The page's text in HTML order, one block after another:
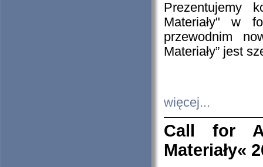
Prezentujemy
Materiały" w
przewodnim
Materiały” jest
więcej...
Call for
Materiały«